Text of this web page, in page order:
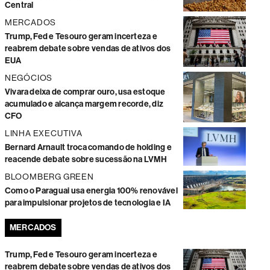
Central
MERCADOS
Trump, Fed e Tesouro geram incerteza e
reabrem debate sobre vendas de ativos dos
EUA
NEGÓCIOS
Vivara deixa de comprar ouro, usa estoque
acumulado e alcança margem recorde, diz
CFO
LINHA EXECUTIVA
Bernard Arnault troca comando de holding e
reacende debate sobre sucessão na LVMH
BLOOMBERG GREEN
Como o Paraguai usa energia 100% renovável
para impulsionar projetos de tecnologia e IA
MERCADOS
Trump, Fed e Tesouro geram incerteza e
reabrem debate sobre vendas de ativos dos